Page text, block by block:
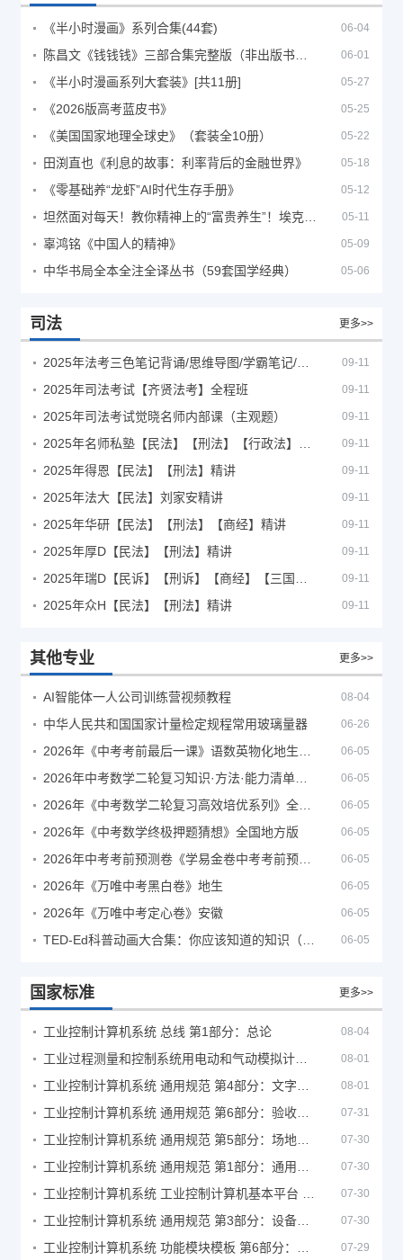
《半小时漫画》系列合集(44套) 06-04
06-01
《半小时漫画系列大套装》[共11册] 05-27
《2026版高考蓝皮书》 05-25
《美国国家地理全球史》（套装全10册） 05-22
田渕直也《利息的故事：利率背后的金融世界》 05-18
《零基础养“龙虾”AI时代生存手册》 05-12
05-11
辜鸿铭《中国人的精神》 05-09
中华书局全本全注全译丛书（59套国学经典） 05-06
司法 更多>>
09-11
2025年司法考试【齐贤法考】全程班 09-11
2025年司法考试觉晓名师内部课（主观题） 09-11
09-11
2025年得恩【民法】【刑法】精讲 09-11
2025年法大【民法】刘家安精讲 09-11
2025年华研【民法】【刑法】【商经】精讲 09-11
2025年厚D【民法】【刑法】精讲 09-11
09-11
2025年众H【民法】【刑法】精讲 09-11
其他专业 更多>>
AI智能体一人公司训练营视频教程 08-04
中华人民共和国国家计量检定规程常用玻璃量器 06-26
06-05
06-05
06-05
2026年《中考数学终极押题猜想》全国地方版 06-05
06-05
2026年《万唯中考黑白卷》地生 06-05
2026年《万唯中考定心卷》安徽 06-05
06-05
国家标准 更多>>
工业控制计算机系统 总线 第1部分：总论 08-04
08-01
08-01
07-31
07-30
07-30
07-30
07-30
07-29